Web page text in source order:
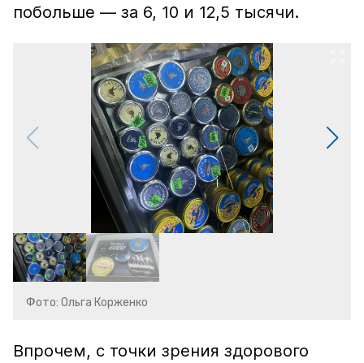
побольше — за 6, 10 и 12,5 тысячи.
Фото: Ольга Корженко
Впрочем, с точки зрения здорового